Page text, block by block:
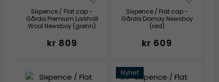
Sixpence / Flat cap -
Gårda Premium Larkhall
Wool Newsboy (grønn)
kr 809
Sixpence / Flat cap -
Gårda Darnay Newsboy
(rød)
kr 609
Nyhet